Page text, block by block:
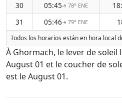
30
05:45↑ 78° ENE
31
05:46↑ 79° ENE
Todos los horarios están en hora local
À Ghormach, le lever de
August 01 et le coucher de
est le August 01.